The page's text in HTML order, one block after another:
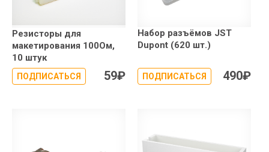
Резисторы для
макетирования 100Ом,
10 штук
ПОДПИСАТЬСЯ 59₽
Набор разъёмов JST
Dupont (620 шт.)
ПОДПИСАТЬСЯ 490₽